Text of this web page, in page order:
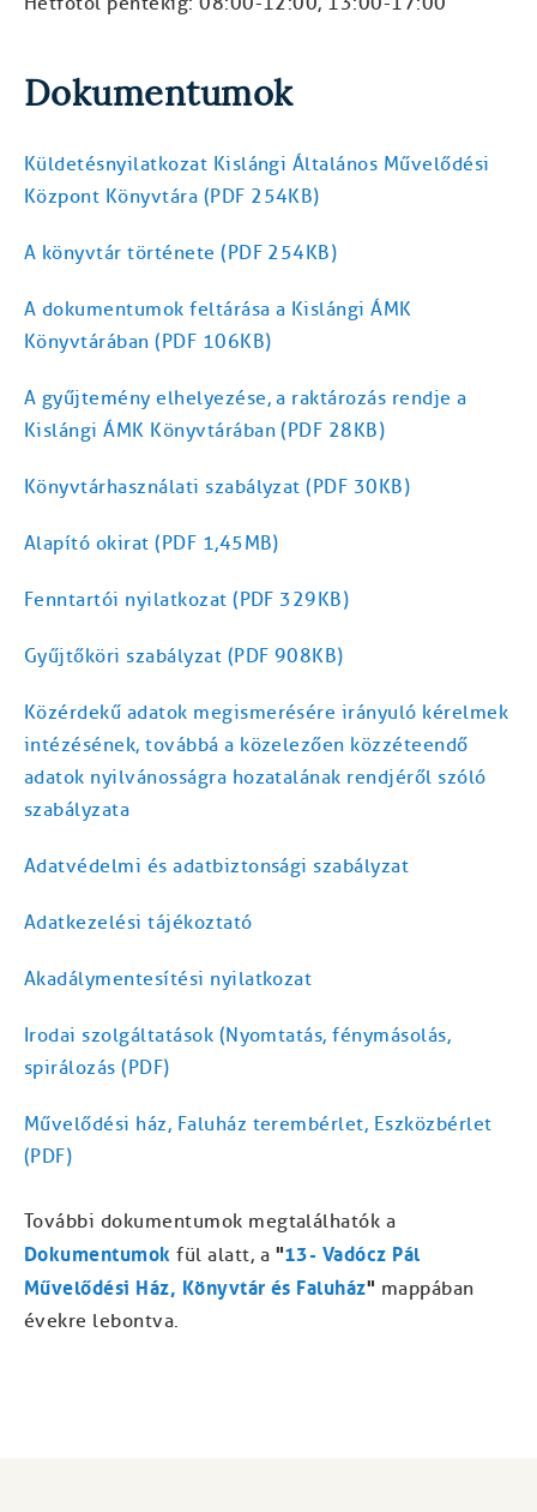
Dokumentumok
Küldetésnyilatkozat Kislángi Általános Művelődési
Központ Könyvtára (PDF 254KB)
A könyvtár története (PDF 254KB)
A dokumentumok feltárása a Kislángi ÁMK
Könyvtárában (PDF 106KB)
A gyűjtemény elhelyezése, a raktározás rendje a
Kislángi ÁMK Könyvtárában (PDF 28KB)
Könyvtárhasználati szabályzat (PDF 30KB)
Alapító okirat (PDF 1,45MB)
Fenntartói nyilatkozat (PDF 329KB)
Gyűjtőköri szabályzat (PDF 908KB)
Közérdekű adatok megismerésére irányuló kérelmek
intézésének, továbbá a közelezően közzéteendő
adatok nyilvánosságra hozatalának rendjéről szóló
szabályzata
Adatvédelmi és adatbiztonsági szabályzat
Adatkezelési tájékoztató
Akadálymentesítési nyilatkozat
Irodai szolgáltatások (Nyomtatás, fénymásolás,
spirálozás (PDF)
Művelődési ház, Faluház terembérlet, Eszközbérlet
(PDF)
További dokumentumok megtalálhatók a
Dokumentumok fül alatt, a "13- Vadócz Pál
Művelődési Ház, Könyvtár és Faluház" mappában
évekre lebontva.